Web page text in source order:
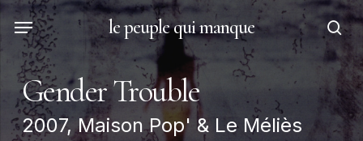
Skip
main
content
le peuple qui manque
Menu
Gender Trouble
2007, Maison Pop' & Le Méliès